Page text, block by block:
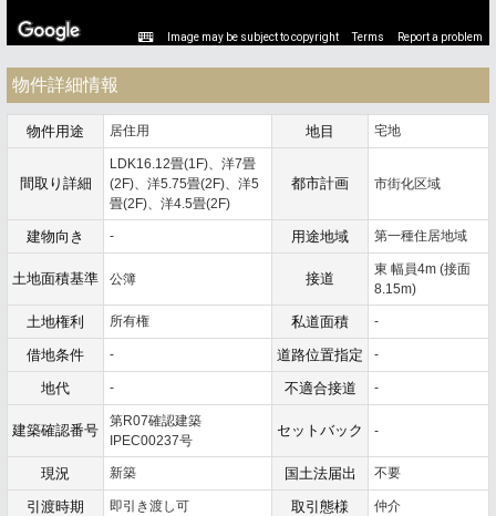
Image may be subject to copyright Terms Report a problem
物件詳細情報
物件用途 居住用 地目 宅地
間取り詳細
LDK16.12畳(1F)、洋7畳
(2F)、洋5.75畳(2F)、洋5
畳(2F)、洋4.5畳(2F)
都市計画 市街化区域
建物向き - 用途地域 第一種住居地域
土地面積基準 公簿 接道
東 幅員4m (接面
8.15m)
土地権利 所有権 私道面積 -
借地条件 - 道路位置指定 -
地代 - 不適合接道 -
建築確認番号
第R07確認建築
IPEC00237号
セットバック -
現況 新築 国土法届出 不要
引渡時期 即引き渡し可 取引態様 仲介